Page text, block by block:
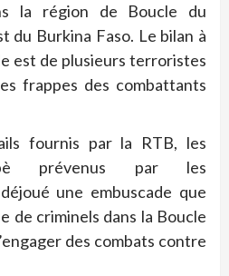
la région de Boucle du
du Burkina Faso. Le bilan à
est de plusieurs terroristes
frappes des combattants
fournis par la RTB, les
prévenus par les
une embuscade que
de criminels dans la Boucle
des combats contre